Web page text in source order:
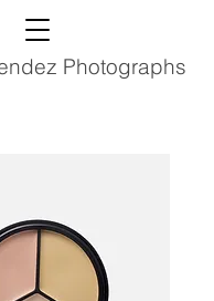
Photographs